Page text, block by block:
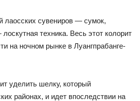
лаосских сувениров — сумок,
техника. Весь этот колорит
на ночном рынке в Луангпрабанге-
уделить шелку, который
районах, и идет впоследствии на